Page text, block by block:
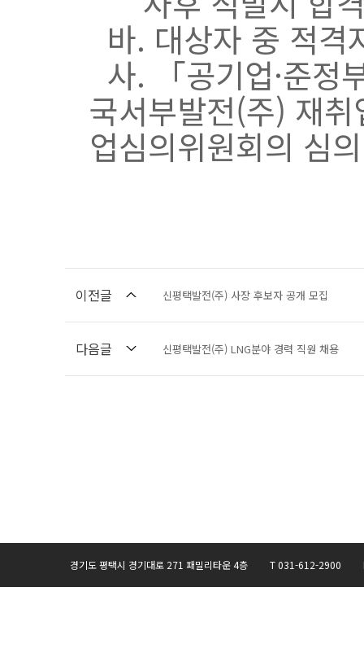
바. 대상자 중 적격
사. 「공기업·준정
국서부발전(주) 재
업심의위원회의 심
이전글 신평택발전(주) 사장 후보자 공개 모집
다음글 신평택발전(주) LNG분야 경력 직원 채용
경기도 평택시 경기대로 271 패밀리타운 4층 T 031-612-2900